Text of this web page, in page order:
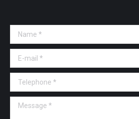
Name *
E-mail *
Telephone *
Message *